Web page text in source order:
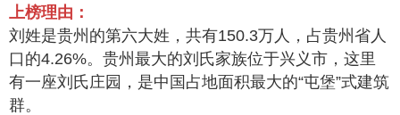
上榜理由：
刘姓是贵州的第六大姓，共有150.3万人，占贵州省人
口的4.26%。贵州最大的刘氏家族位于兴义市，这里
有一座刘氏庄园，是中国占地面积最大的“屯堡”式建筑
群。